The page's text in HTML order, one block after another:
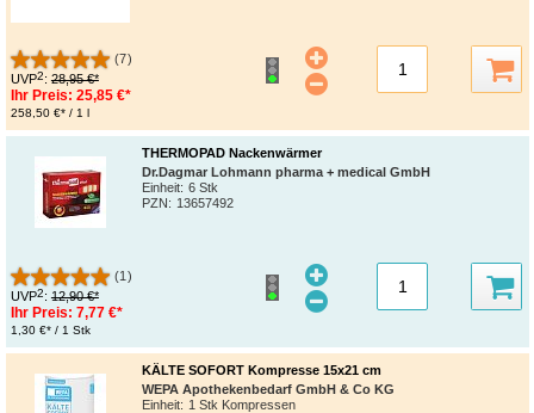
(7)
UVP2: 28,95 €*
Ihr Preis: 25,85 €*
258,50 €* / 1 l
THERMOPAD Nackenwärmer
Dr.Dagmar Lohmann pharma + medical GmbH
Einheit: 6 Stk
PZN: 13657492
(1)
UVP2: 12,90 €*
Ihr Preis: 7,77 €*
1,30 €* / 1 Stk
KÄLTE SOFORT Kompresse 15x21 cm
WEPA Apothekenbedarf GmbH & Co KG
Einheit: 1 Stk Kompressen